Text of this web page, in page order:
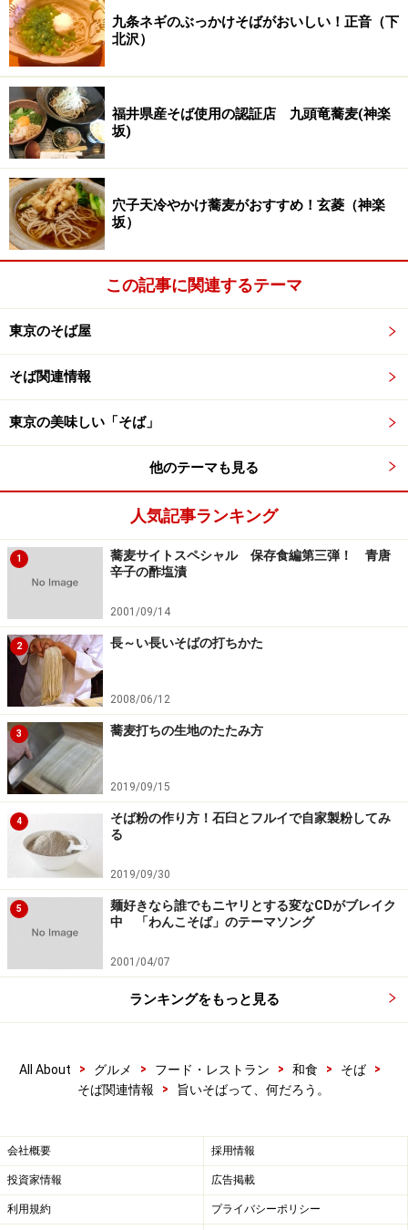
九条ネギのぶっかけそばがおいしい！正音（下
北沢）
福井県産そば使用の認証店 九頭竜蕎麦(神楽
坂)
穴子天冷やかけ蕎麦がおすすめ！玄菱（神楽
坂）
この記事に関連するテーマ
東京のそば屋
そば関連情報
東京の美味しい「そば」
他のテーマも見る
人気記事ランキング
1
蕎麦サイトスペシャル 保存食編第三弾！ 青唐
辛子の酢塩漬
2001/09/14
2 長～い長いそばの打ちかた
2008/06/12
3 蕎麦打ちの生地のたたみ方
2019/09/15
4
そば粉の作り方！石臼とフルイで自家製粉してみ
る
2019/09/30
5
麺好きなら誰でもニヤリとする変なCDがブレイク
中 「わんこそば」のテーマソング
2001/04/07
ランキングをもっと見る
All About > グルメ > フード・レストラン > 和食 > そば
>
そば関連情報
> 旨いそばって、何だろう。
会社概要 採用情報
投資家情報 広告掲載
利用規約 プライバシーポリシー